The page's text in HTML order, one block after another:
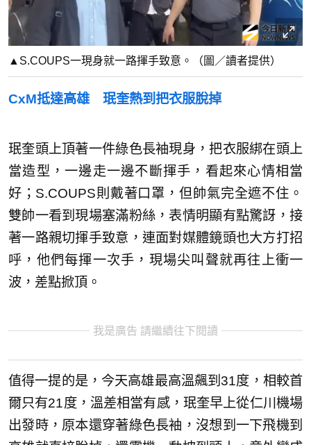
▲S.COUPS一現身就一路揮手致意。（圖／讀者提供）
CxM抵達高雄 珉奎熱到把衣服脫掉
珉奎頭上頂著一件綠色長袖現身，把衣服綁在頭上
當造型，一邊走一邊不斷揮手，看起來心情相當
好；S.COUPS則戴著口罩，但帥氣完全遮不住。
雙帥一看到現場塞滿粉絲，表情明顯有點驚訝，接
著一路親切揮手致意，連面對媒體鏡頭也大方打招
呼，他們每揮一次手，現場尖叫聲就再往上衝一
波，差點掀頂。
我是廣告 請繼續往下閱讀
值得一提的是，今天高雄最高溫飆到31度，相較首
爾只有21度，溫差相當有感，珉奎早上從仁川機場
出發時，原本還穿著綠色長袖，沒想到一下飛機到